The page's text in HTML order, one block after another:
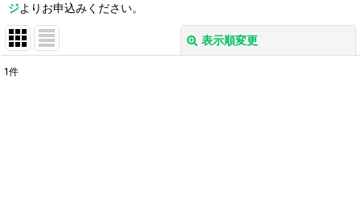
ジよりお申込みください。
表示順変更
1件